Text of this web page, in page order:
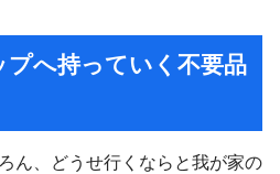
プへ持っていく不要品
ん、どうせ行くならと我が家の